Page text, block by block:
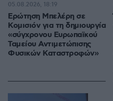
Ερώτηση Μπελέρη σε
Κομισιόν για τη δημιουργία
«σύγχρονου Ευρωπαϊκού
Ταμείου Αντιμετώπισης
Φυσικών Καταστροφών»
05.08.2026, 18:19